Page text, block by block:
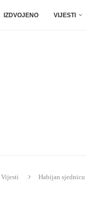
IZDVOJENO VIJESTI
Vijesti Habijan